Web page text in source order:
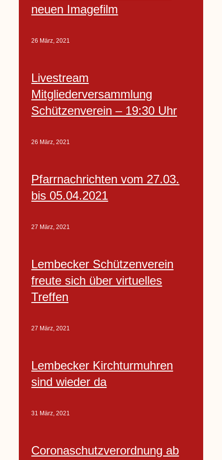
neuen Imagefilm
26 März, 2021
Livestream
Mitgliederversammlung
Schützenverein – 19:30 Uhr
26 März, 2021
Pfarrnachrichten vom 27.03.
bis 05.04.2021
27 März, 2021
Lembecker Schützenverein
freute sich über virtuelles
Treffen
27 März, 2021
Lembecker Kirchturmuhren
sind wieder da
31 März, 2021
Coronaschutzverordnung ab